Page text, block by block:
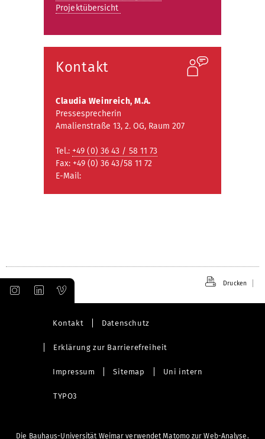
Projektübersicht
Kontakt
Claudia Weinreich, M.A.
Pressesprecherin
Amalienstraße 13, 2. OG, Raum 207
Tel.: +49 (0) 36 43 / 58 11 73
Fax: +49 (0) 36 43/58 11 72
E-Mail:
Drucken
Kontakt Datenschutz
Erklärung zur Barrierefreiheit
Impressum Sitemap Uni intern
TYPO3
Die Bauhaus-Universität Weimar verwendet Matomo zur Web-Analyse.